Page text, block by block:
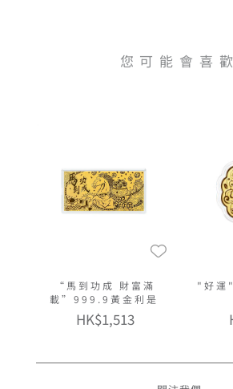
您可能會喜歡
“馬到功成 財富滿
載”999.9黃金利是
HK$1,513
"好運